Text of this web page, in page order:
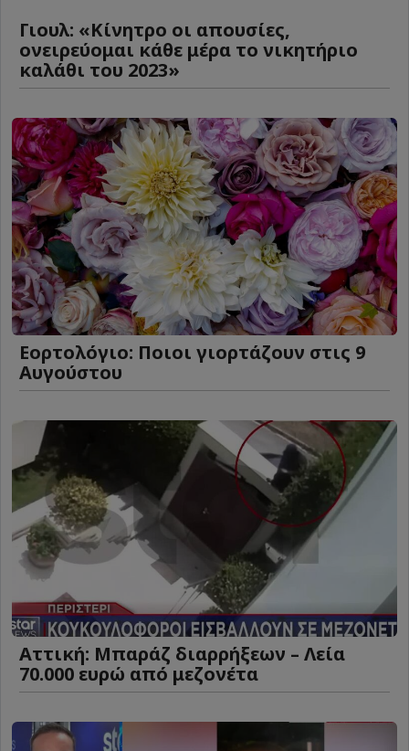
Γιουλ: «Κίνητρο οι απουσίες,
ονειρεύομαι κάθε μέρα το νικητήριο
καλάθι του 2023»
Εορτολόγιο: Ποιοι γιορτάζουν στις 9
Αυγούστου
Αττική: Μπαράζ διαρρήξεων – Λεία
70.000 ευρώ από μεζονέτα